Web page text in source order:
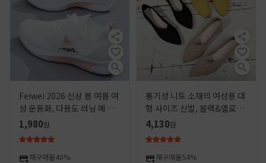
Feiwei 2026 신상 봄 여름 여
성 운동화, 다용도 러닝 메쉬
화, 학생화, 도매 캐주얼 여성
화
1,980원
재구매율40%
통기성 니트 소재의 여성용 대
형 사이즈 신발, 블랙&옐로우
캐주얼 패션 슬립온 여성 여름
신발
4,130원
재구매율54%